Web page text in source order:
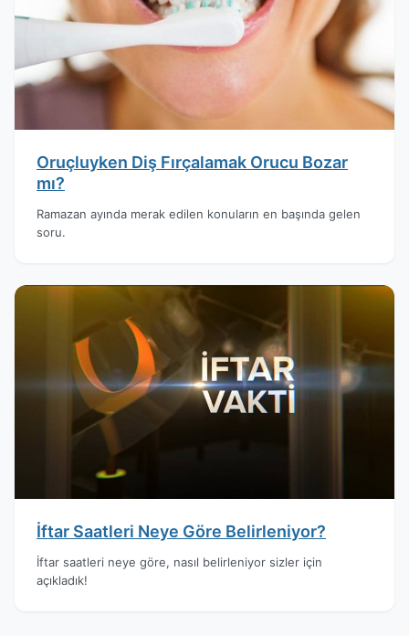
Oruçluyken Diş Fırçalamak Orucu Bozar
mı?
Ramazan ayında merak edilen konuların en başında gelen
soru.
İftar Saatleri Neye Göre Belirleniyor?
İftar saatleri neye göre, nasıl belirleniyor sizler için
açıkladık!